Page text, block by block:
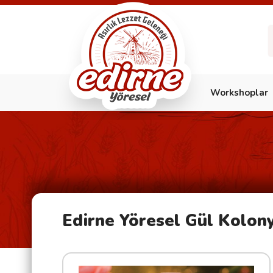
Workshoplar
Edirne Yöresel Gül